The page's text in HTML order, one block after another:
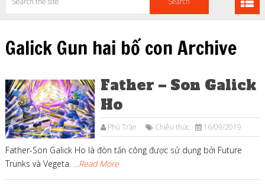
Galick Gun hai bố con Archive
Father – Son Galick
Ho
Phú Trần Chiêu thức 16/09/2019
Father-Son Galick Ho là đòn tấn công được sử dụng bởi Future
Trunks và Vegeta. ...Read More